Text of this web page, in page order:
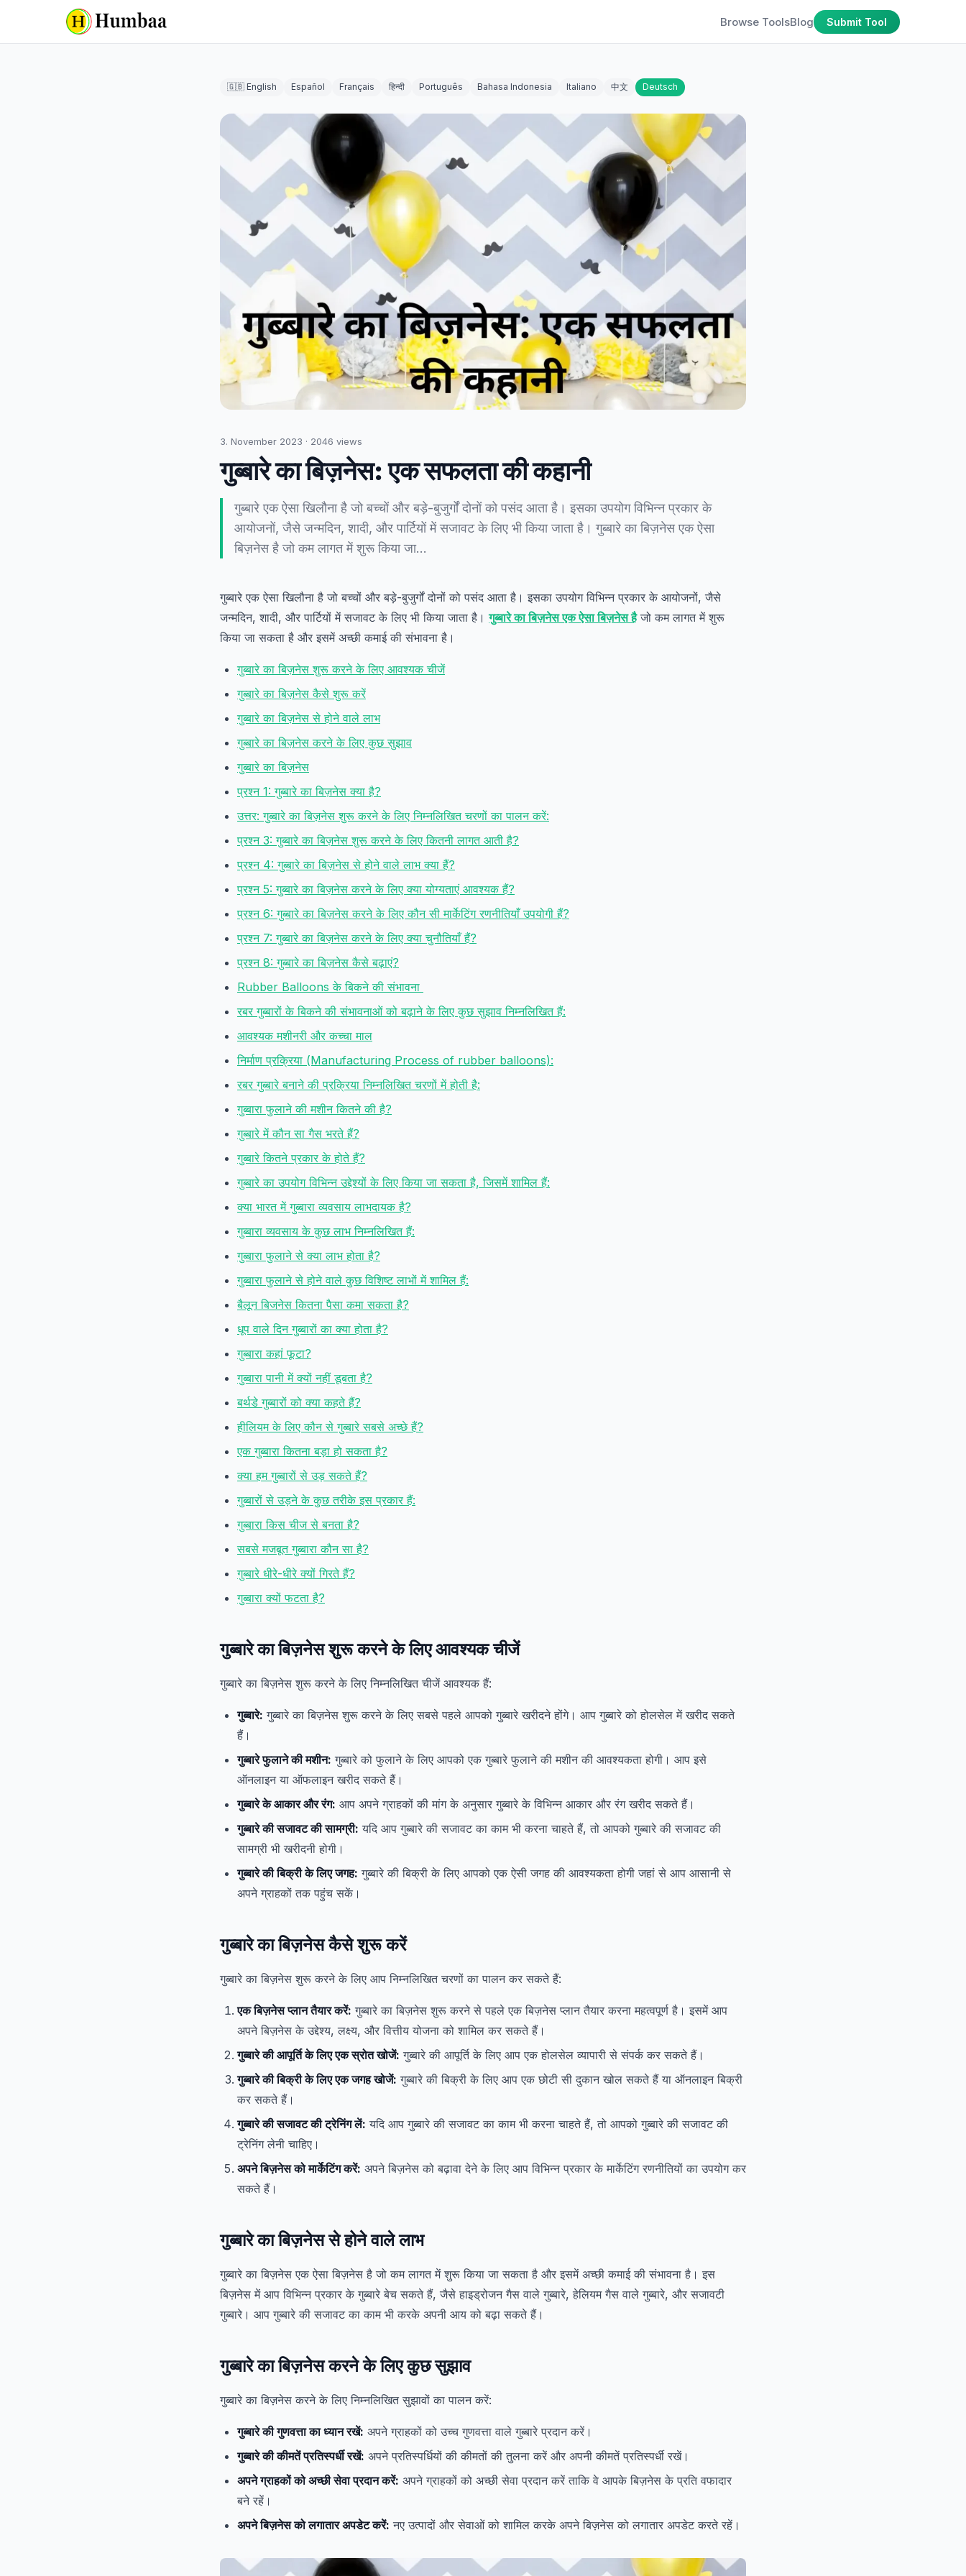
Browse ToolsBlog Submit Tool
🇬🇧 English Español Français हिन्दी Português Bahasa Indonesia Italiano 中文 Deutsch
3. November 2023 · 2046 views
गुब्बारे का बिज़नेस: एक सफलता की कहानी
गुब्बारे एक ऐसा खिलौना है जो बच्चों और बड़े-बुजुर्गों दोनों को पसंद आता है। इसका उपयोग विभिन्न प्रकार के
आयोजनों, जैसे जन्मदिन, शादी, और पार्टियों में सजावट के लिए भी किया जाता है। गुब्बारे का बिज़नेस एक ऐसा
बिज़नेस है जो कम लागत में शुरू किया जा…
गुब्बारे एक ऐसा खिलौना है जो बच्चों और बड़े-बुजुर्गों दोनों को पसंद आता है। इसका उपयोग विभिन्न प्रकार के आयोजनों, जैसे
जन्मदिन, शादी, और पार्टियों में सजावट के लिए भी किया जाता है।गुब्बारे का बिज़नेस एक ऐसा बिज़नेस हैजो कम लागत में शुरू
किया जा सकता है और इसमें अच्छी कमाई की संभावना है।
गुब्बारे का बिज़नेस शुरू करने के लिए आवश्यक चीजें
गुब्बारे का बिज़नेस कैसे शुरू करें
गुब्बारे का बिज़नेस से होने वाले लाभ
गुब्बारे का बिज़नेस करने के लिए कुछ सुझाव
गुब्बारे का बिज़नेस
प्रश्न 1: गुब्बारे का बिज़नेस क्या है?
उत्तर: गुब्बारे का बिज़नेस शुरू करने के लिए निम्नलिखित चरणों का पालन करें:
प्रश्न 3: गुब्बारे का बिज़नेस शुरू करने के लिए कितनी लागत आती है?
प्रश्न 4: गुब्बारे का बिज़नेस से होने वाले लाभ क्या हैं?
प्रश्न 5: गुब्बारे का बिज़नेस करने के लिए क्या योग्यताएं आवश्यक हैं?
प्रश्न 6: गुब्बारे का बिज़नेस करने के लिए कौन सी मार्केटिंग रणनीतियाँ उपयोगी हैं?
प्रश्न 7: गुब्बारे का बिज़नेस करने के लिए क्या चुनौतियाँ हैं?
प्रश्न 8: गुब्बारे का बिज़नेस कैसे बढ़ाएं?
Rubber Balloons के बिकने की संभावना
रबर गुब्बारों के बिकने की संभावनाओं को बढ़ाने के लिए कुछ सुझाव निम्नलिखित हैं:
आवश्यक मशीनरी और कच्चा माल
निर्माण प्रक्रिया (Manufacturing Process of rubber balloons):
रबर गुब्बारे बनाने की प्रक्रिया निम्नलिखित चरणों में होती है:
गुब्बारा फुलाने की मशीन कितने की है?
गुब्बारे में कौन सा गैस भरते हैं?
गुब्बारे कितने प्रकार के होते हैं?
गुब्बारे का उपयोग विभिन्न उद्देश्यों के लिए किया जा सकता है, जिसमें शामिल हैं:
क्या भारत में गुब्बारा व्यवसाय लाभदायक है?
गुब्बारा व्यवसाय के कुछ लाभ निम्नलिखित हैं:
गुब्बारा फुलाने से क्या लाभ होता है?
गुब्बारा फुलाने से होने वाले कुछ विशिष्ट लाभों में शामिल हैं:
बैलून बिजनेस कितना पैसा कमा सकता है?
धूप वाले दिन गुब्बारों का क्या होता है?
गुब्बारा कहां फूटा?
गुब्बारा पानी में क्यों नहीं डूबता है?
बर्थडे गुब्बारों को क्या कहते हैं?
हीलियम के लिए कौन से गुब्बारे सबसे अच्छे हैं?
एक गुब्बारा कितना बड़ा हो सकता है?
क्या हम गुब्बारों से उड़ सकते हैं?
गुब्बारों से उड़ने के कुछ तरीके इस प्रकार हैं:
गुब्बारा किस चीज से बनता है?
सबसे मजबूत गुब्बारा कौन सा है?
गुब्बारे धीरे-धीरे क्यों गिरते हैं?
गुब्बारा क्यों फटता है?
गुब्बारे का बिज़नेस शुरू करने के लिए आवश्यक चीजें
गुब्बारे का बिज़नेस शुरू करने के लिए निम्नलिखित चीजें आवश्यक हैं:
गुब्बारे: गुब्बारे का बिज़नेस शुरू करने के लिए सबसे पहले आपको गुब्बारे खरीदने होंगे। आप गुब्बारे को होलसेल में खरीद सकते
हैं।
गुब्बारे फुलाने की मशीन: गुब्बारे को फुलाने के लिए आपको एक गुब्बारे फुलाने की मशीन की आवश्यकता होगी। आप इसे
ऑनलाइन या ऑफलाइन खरीद सकते हैं।
गुब्बारे के आकार और रंग: आप अपने ग्राहकों की मांग के अनुसार गुब्बारे के विभिन्न आकार और रंग खरीद सकते हैं।
गुब्बारे की सजावट की सामग्री: यदि आप गुब्बारे की सजावट का काम भी करना चाहते हैं, तो आपको गुब्बारे की सजावट की
सामग्री भी खरीदनी होगी।
गुब्बारे की बिक्री के लिए जगह: गुब्बारे की बिक्री के लिए आपको एक ऐसी जगह की आवश्यकता होगी जहां से आप आसानी से
अपने ग्राहकों तक पहुंच सकें।
गुब्बारे का बिज़नेस कैसे शुरू करें
गुब्बारे का बिज़नेस शुरू करने के लिए आप निम्नलिखित चरणों का पालन कर सकते हैं:
एक बिज़नेस प्लान तैयार करें: गुब्बारे का बिज़नेस शुरू करने से पहले एक बिज़नेस प्लान तैयार करना महत्वपूर्ण है। इसमें आप
अपने बिज़नेस के उद्देश्य, लक्ष्य, और वित्तीय योजना को शामिल कर सकते हैं।
गुब्बारे की आपूर्ति के लिए एक स्रोत खोजें: गुब्बारे की आपूर्ति के लिए आप एक होलसेल व्यापारी से संपर्क कर सकते हैं।
गुब्बारे की बिक्री के लिए एक जगह खोजें: गुब्बारे की बिक्री के लिए आप एक छोटी सी दुकान खोल सकते हैं या ऑनलाइन बिक्री
कर सकते हैं।
गुब्बारे की सजावट की ट्रेनिंग लें: यदि आप गुब्बारे की सजावट का काम भी करना चाहते हैं, तो आपको गुब्बारे की सजावट की
ट्रेनिंग लेनी चाहिए।
अपने बिज़नेस को मार्केटिंग करें: अपने बिज़नेस को बढ़ावा देने के लिए आप विभिन्न प्रकार के मार्केटिंग रणनीतियों का उपयोग कर
सकते हैं।
गुब्बारे का बिज़नेस से होने वाले लाभ
गुब्बारे का बिज़नेस एक ऐसा बिज़नेस है जो कम लागत में शुरू किया जा सकता है और इसमें अच्छी कमाई की संभावना है। इस
बिज़नेस में आप विभिन्न प्रकार के गुब्बारे बेच सकते हैं, जैसे हाइड्रोजन गैस वाले गुब्बारे, हेलियम गैस वाले गुब्बारे, और सजावटी
गुब्बारे। आप गुब्बारे की सजावट का काम भी करके अपनी आय को बढ़ा सकते हैं।
गुब्बारे का बिज़नेस करने के लिए कुछ सुझाव
गुब्बारे का बिज़नेस करने के लिए निम्नलिखित सुझावों का पालन करें:
गुब्बारे की गुणवत्ता का ध्यान रखें: अपने ग्राहकों को उच्च गुणवत्ता वाले गुब्बारे प्रदान करें।
गुब्बारे की कीमतें प्रतिस्पर्धी रखें: अपने प्रतिस्पर्धियों की कीमतों की तुलना करें और अपनी कीमतें प्रतिस्पर्धी रखें।
अपने ग्राहकों को अच्छी सेवा प्रदान करें: अपने ग्राहकों को अच्छी सेवा प्रदान करें ताकि वे आपके बिज़नेस के प्रति वफादार
बने रहें।
अपने बिज़नेस को लगातार अपडेट करें: नए उत्पादों और सेवाओं को शामिल करके अपने बिज़नेस को लगातार अपडेट करते रहें।